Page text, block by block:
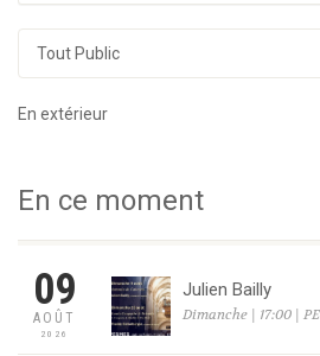
Tout Public
En extérieur
En ce moment
09
AOÛT
2026
Julien Bailly
Dimanche | 17:00 |